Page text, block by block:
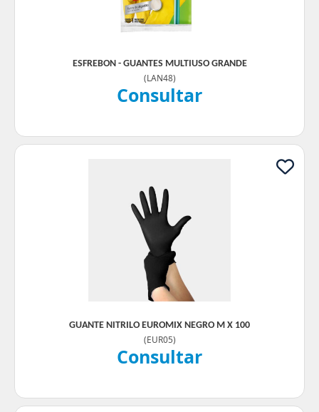
ESFREBON - GUANTES MULTIUSO GRANDE
(LAN48)
Consultar
GUANTE NITRILO EUROMIX NEGRO M X 100
(EUR05)
Consultar